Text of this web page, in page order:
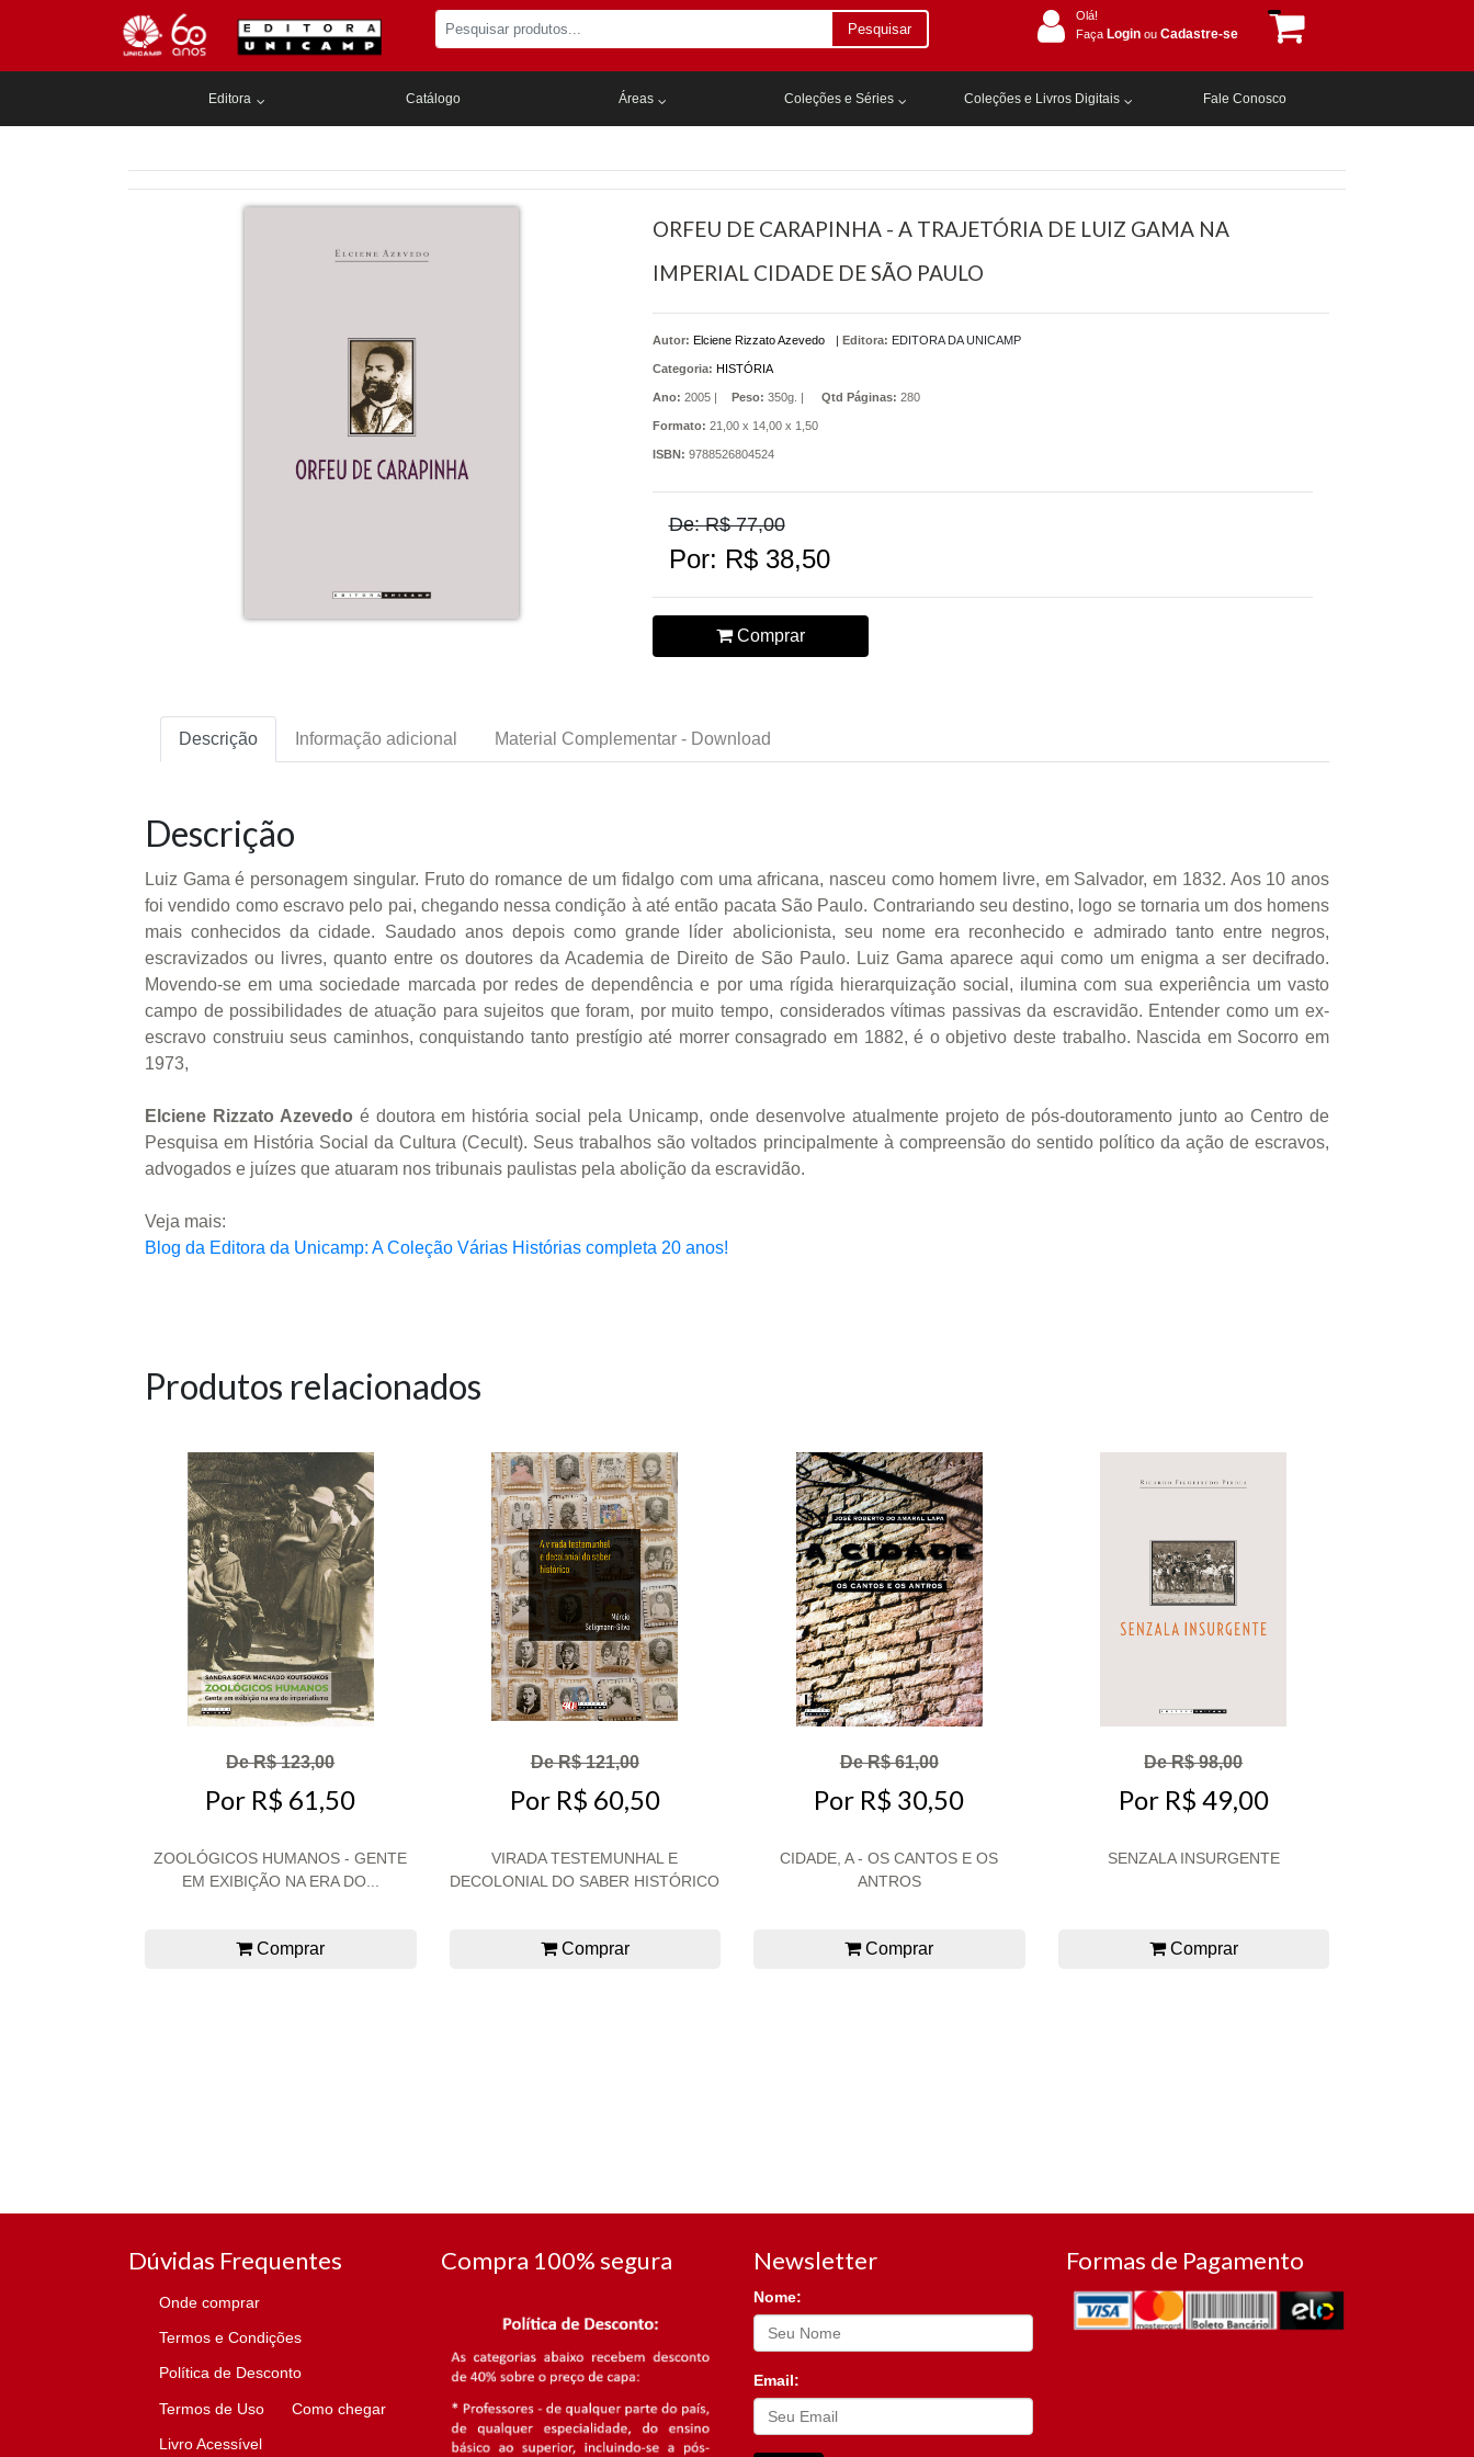
Pesquisar
Olá!
Faça Login ou Cadastre-se
Editora Catálogo Áreas Coleções e Séries Coleções e Livros Digitais Fale Conosco
ORFEU DE CARAPINHA - A TRAJETÓRIA DE LUIZ GAMA NA
IMPERIAL CIDADE DE SÃO PAULO
Autor: Elciene Rizzato Azevedo | Editora: EDITORA DA UNICAMP
Categoria: HISTÓRIA
Ano: 2005 | Peso: 350g. | Qtd Páginas: 280
Formato: 21,00 x 14,00 x 1,50
ISBN: 9788526804524
De: R$ 77,00
Por: R$ 38,50
Comprar
Descrição Informação adicional Material Complementar - Download
Descrição
Luiz Gama é personagem singular. Fruto do romance de um fidalgo com uma africana, nasceu como homem livre, em Salvador, em 1832. Aos 10 anos
foi vendido como escravo pelo pai, chegando nessa condição à até então pacata São Paulo. Contrariando seu destino, logo se tornaria um dos homens
mais conhecidos da cidade. Saudado anos depois como grande líder abolicionista, seu nome era reconhecido e admirado tanto entre negros,
escravizados ou livres, quanto entre os doutores da Academia de Direito de São Paulo. Luiz Gama aparece aqui como um enigma a ser decifrado.
Movendo-se em uma sociedade marcada por redes de dependência e por uma rígida hierarquização social, ilumina com sua experiência um vasto
campo de possibilidades de atuação para sujeitos que foram, por muito tempo, considerados vítimas passivas da escravidão. Entender como um ex-
escravo construiu seus caminhos, conquistando tanto prestígio até morrer consagrado em 1882, é o objetivo deste trabalho. Nascida em Socorro em
1973,
Elciene Rizzato Azevedo é doutora em história social pela Unicamp, onde desenvolve atualmente projeto de pós-doutoramento junto ao Centro de
Pesquisa em História Social da Cultura (Cecult). Seus trabalhos são voltados principalmente à compreensão do sentido político da ação de escravos,
advogados e juízes que atuaram nos tribunais paulistas pela abolição da escravidão.
Veja mais:
Blog da Editora da Unicamp: A Coleção Várias Histórias completa 20 anos!
Produtos relacionados
De R$ 123,00
Por R$ 61,50
ZOOLÓGICOS HUMANOS - GENTE
EM EXIBIÇÃO NA ERA DO...
Comprar
De R$ 121,00
Por R$ 60,50
VIRADA TESTEMUNHAL E
DECOLONIAL DO SABER HISTÓRICO
Comprar
De R$ 61,00
Por R$ 30,50
CIDADE, A - OS CANTOS E OS
ANTROS
Comprar
De R$ 98,00
Por R$ 49,00
SENZALA INSURGENTE
Comprar
Dúvidas Frequentes
Onde comprar
Termos e Condições
Política de Desconto
Termos de Uso Como chegar
Livro Acessível
Compra 100% segura Newsletter
Nome:
Email:
Formas de Pagamento